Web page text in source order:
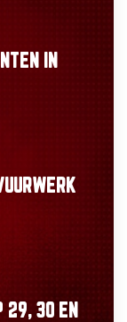
IN
29, 30 EN